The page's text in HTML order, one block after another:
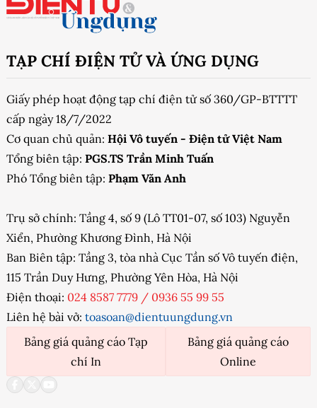
TẠP CHÍ ĐIỆN TỬ VÀ ỨNG DỤNG
Giấy phép hoạt động tạp chí điện tử số 360/GP-BTTTT
cấp ngày 18/7/2022
Cơ quan chủ quản: Hội Vô tuyến - Điện tử Việt Nam
Tổng biên tập: PGS.TS Trần Minh Tuấn
Phó Tổng biên tập: Phạm Văn Anh
Trụ sở chính: Tầng 4, số 9 (Lô TT01-07, số 103) Nguyễn
Xiển, Phường Khương Đình, Hà Nội
Ban Biên tập: Tầng 3, tòa nhà Cục Tần số Vô tuyến điện,
115 Trần Duy Hưng, Phường Yên Hòa, Hà Nội
Điện thoại: 024 8587 7779 / 0936 55 99 55
Liên hệ bài vở: toasoan@dientuungdung.vn
Bảng giá quảng cáo Tạp
chí In
Bảng giá quảng cáo
Online